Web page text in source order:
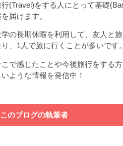
行(Travel)をする人にとって基礎
届けます。
学の長期休暇を利用して、友人と
、1人で旅に行くことが多いです。
こで感じたことや今後旅行をする
ような情報を発信中！
このブログの執筆者